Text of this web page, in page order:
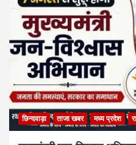
छिन्दवाड़ा ताजा खबर मध्य प्रदेश